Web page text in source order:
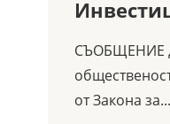
ProLact
качеството
произвежда и